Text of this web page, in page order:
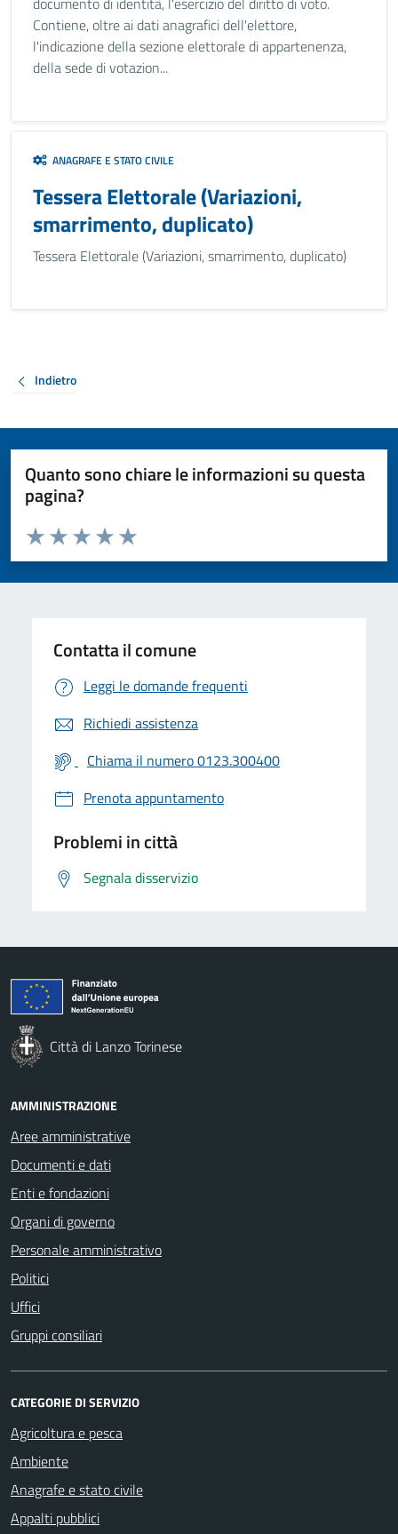
Contiene, oltre ai dati anagrafici dell'elettore,
l'indicazione della sezione elettorale di appartenenza,
della sede di votazion...
ANAGRAFE E STATO CIVILE
Tessera Elettorale (Variazioni,
smarrimento, duplicato)
Tessera Elettorale (Variazioni, smarrimento, duplicato)
Indietro
Quanto sono chiare le informazioni su questa
pagina?
Valuta da 1 a 5 stelle la pagina
Valuta 5 stelle su 5
Valuta 4 stelle su 5
Valuta 3 stelle su 5
Valuta 2 stelle su 5
Valuta 1 stelle su 5
Contatta il comune
Leggi le domande frequenti
Richiedi assistenza
Chiama il numero 0123.300400
Prenota appuntamento
Problemi in città
Segnala disservizio
Città di Lanzo Torinese
AMMINISTRAZIONE
Aree amministrative
Documenti e dati
Enti e fondazioni
Organi di governo
Personale amministrativo
Politici
Uffici
Gruppi consiliari
CATEGORIE DI SERVIZIO
Agricoltura e pesca
Ambiente
Anagrafe e stato civile
Appalti pubblici